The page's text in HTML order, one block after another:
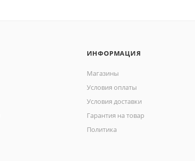
ИНФОРМАЦИЯ
Магазины
Условия оплаты
Условия доставки
Гарантия на товар
Политика